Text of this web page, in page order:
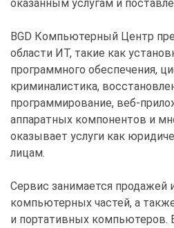
оказанным услугам и
BGD Компьютерный Центр
области ИТ, такие как
программного обеспечения,
криминалистика,
программирование, веб-
аппаратных компонентов и
оказывает услуги как
лицам.
Сервис занимается продажей
компьютерных частей, а
и портативных компьютеров.